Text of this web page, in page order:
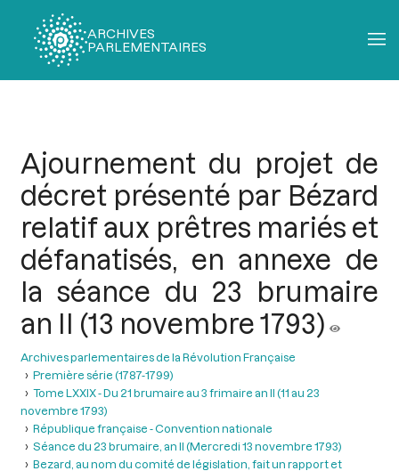
ARCHIVES
PARLEMENTAIRES
Ajournement du projet de
décret présenté par Bézard
relatif aux prêtres mariés et
défanatisés, en annexe de
la séance du 23 brumaire
an II (13 novembre 1793)
Archives parlementaires de la Révolution Française
Première série (1787-1799)
Tome LXXIX - Du 21 brumaire au 3 frimaire an II (11 au 23
novembre 1793)
République française - Convention nationale
Séance du 23 brumaire, an II (Mercredi 13 novembre 1793)
Bezard, au nom du comité de législation, fait un rapport et